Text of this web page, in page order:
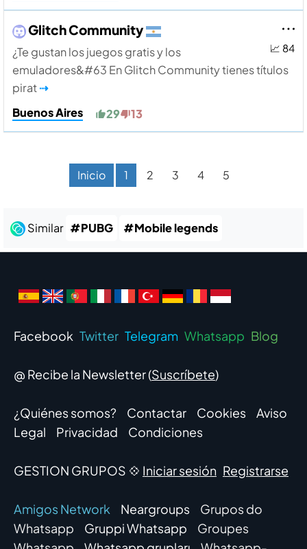
📈 84
Glitch Community
¿Te gustan los juegos gratis y los
emuladores&#63 En Glitch Community tienes títulos
pirat⇢
Buenos Aires
29 13
Inicio 1 2 3 4 5
Similar #PUBG #Mobile legends
Facebook Twitter Telegram Whatsapp Blog
@ Recibe la Newsletter (Suscríbete)
¿Quiénes somos? Contactar Cookies
Aviso
Legal
Privacidad Condiciones
GESTION GRUPOS 💠 Iniciar sesión Registrarse
Amigos Network Neargroups
Grupos do
Whatsapp
Gruppi Whatsapp
Groupes